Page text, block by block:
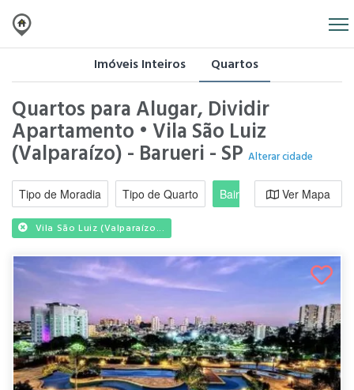
Imóveis Inteiros Quartos
Quartos para Alugar, Dividir
Apartamento • Vila São Luiz
(Valparaízo) - Barueri - SP Alterar cidade
Tipo de Moradia Tipo de Quarto Bairro / RegiãoVer Mapa
Vila São Luiz (Valparaízo...